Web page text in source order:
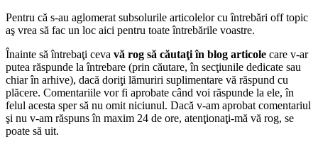
Pentru că s-au aglomerat subsolurile articolelor cu întrebări off topic
aş vrea să fac un loc aici pentru toate întrebările voastre.
Înainte să întrebaţi ceva vă rog să căutaţi în blog articole care v-ar
putea răspunde la întrebare (prin căutare, în secţiunile dedicate sau
chiar în arhive), dacă doriţi lămuriri suplimentare vă răspund cu
plăcere. Comentariile vor fi aprobate când voi răspunde la ele, în
felul acesta sper să nu omit niciunul. Dacă v-am aprobat comentariul
şi nu v-am răspuns în maxim 24 de ore, atenţionaţi-mă vă rog, se
poate să uit.